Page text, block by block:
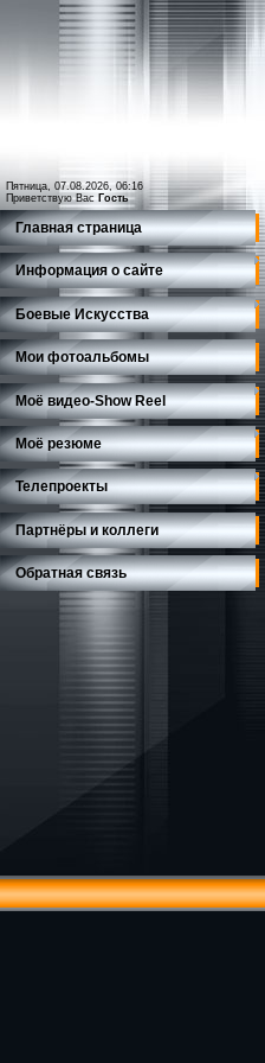
Пятница, 07.08.2026, 06:16
Приветствую Вас Гость
Главная страница
Информация о сайте
Боевые Искусства
Мои фотоальбомы
Моё видео-Show Reеl
Моё резюме
Телепроекты
Партнёры и коллеги
Обратная связь